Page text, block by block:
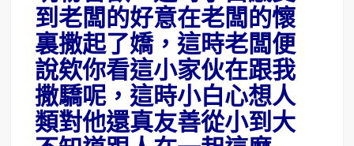
到老闆的好意在老闆的懷
裏撒起了嬌，這時老闆便
說欸你看這小家伙在跟我
撒驕呢，這時小白心想人
類對他還真友善從小到大